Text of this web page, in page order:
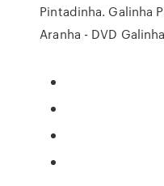
Pintadinha. Galinha
Aranha - DVD